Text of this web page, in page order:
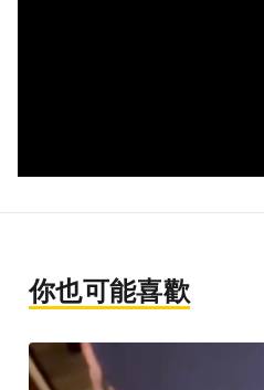
你也可能喜歡